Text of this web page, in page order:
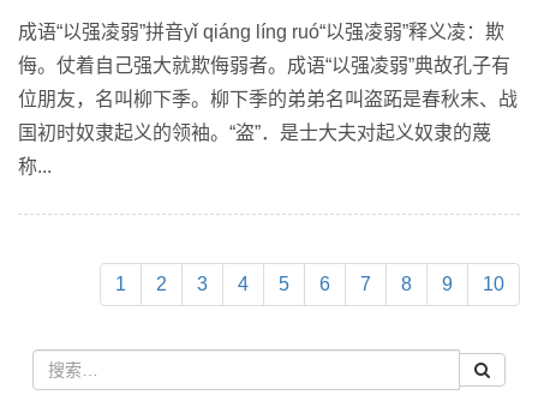
成语“以强凌弱”拼音yǐ qiáng líng ruó“以强凌弱”释义凌：欺
侮。仗着自己强大就欺侮弱者。成语“以强凌弱”典故孔子有
位朋友，名叫柳下季。柳下季的弟弟名叫盗跖是春秋末、战
国初时奴隶起义的领袖。“盗”．是士大夫对起义奴隶的蔑
称...
1 2 3 4 5 6 7 8 9 10